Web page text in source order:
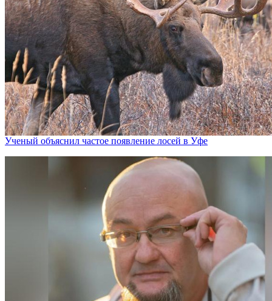
Ученый объяснил частое появление лосей в Уфе